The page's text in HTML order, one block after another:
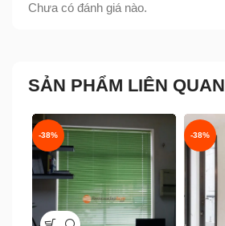
Chưa có đánh giá nào.
SẢN PHẨM LIÊN QUAN
-38% -38%